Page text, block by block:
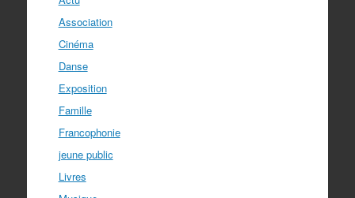
Association
Cinéma
Danse
Exposition
Famille
Francophonie
jeune public
Livres